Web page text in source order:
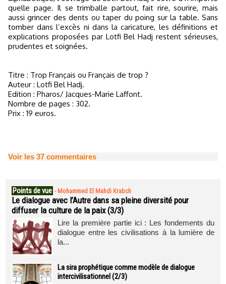
quelle page. Il se trimballe partout, fait rire, sourire, mais
aussi grincer des dents ou taper du poing sur la table. Sans
tomber dans l’excès ni dans la caricature, les définitions et
explications proposées par Lotfi Bel Hadj restent sérieuses,
prudentes et soignées.
Titre : Trop Français ou Français de trop ?
Auteur : Lotfi Bel Hadj.
Edition : Pharos/ Jacques-Marie Laffont.
Nombre de pages : 302.
Prix : 19 euros.
Voir les 37 commentaires
Points de vue - Mohammed El Mahdi Krabch
Le dialogue avec l’Autre dans sa pleine diversité pour
diffuser la culture de la paix (3/3)
Lire la première partie ici : Les fondements du
dialogue entre les civilisations à la lumière de
la...
La sira prophétique comme modèle de dialogue
intercivilisationnel (2/3)